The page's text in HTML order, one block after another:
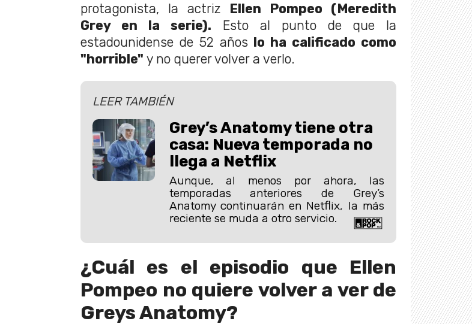
protagonista, la actriz Ellen Pompeo (Meredith
Grey en la serie). Esto al punto de que la
estadounidense de 52 años lo ha calificado como
"horrible" y no querer volver a verlo.
LEER TAMBIÉN
Grey’s Anatomy tiene otra
casa: Nueva temporada no
llega a Netflix
Aunque, al menos por ahora, las
temporadas anteriores de Grey’s
Anatomy continuarán en Netflix, la más
reciente se muda a otro servicio.
¿Cuál es el episodio que Ellen
Pompeo no quiere volver a ver de
Greys Anatomy?